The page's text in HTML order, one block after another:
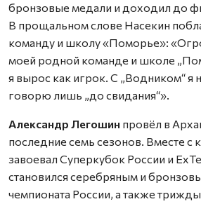
бронзовые медали и доходил до
В прощальном слове Насекин
команду и школу «Поморье»:
моей родной команде и школе
я вырос как игрок. С „Водником“
говорю лишь „до свидания“».
Александр Легошин провёл в
последние семь сезонов. Вместе с
завоевал Суперкубок России и
становился серебряным и
чемпионата России, а также